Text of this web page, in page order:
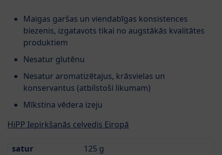
Maigas garšas un viendabīgas konsistences
biezenis, izgatavots tikai no augstākās kvalitātes
produktiem
Nesatur glutēnu
Nesatur aromatizētajus, krāsvielas un
konservantus (atbilstoši likumam)
Mīkstina vēdera izeju
HiPP Iepirkšanās ceļvedis Eiropā
satur
125 g